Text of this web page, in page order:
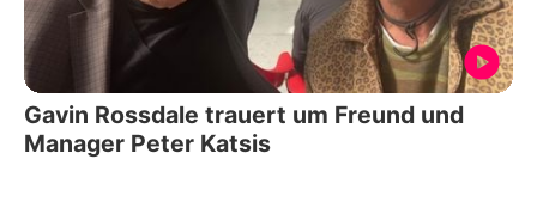
Gavin Rossdale trauert um Freund und
Manager Peter Katsis